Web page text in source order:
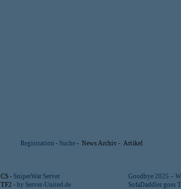
Registration - Suche - News Archiv - Artikel
CS - SniperWar Server
Goodbye 2025 –
TF2 - by Server-United.de
SofaDaddler goes